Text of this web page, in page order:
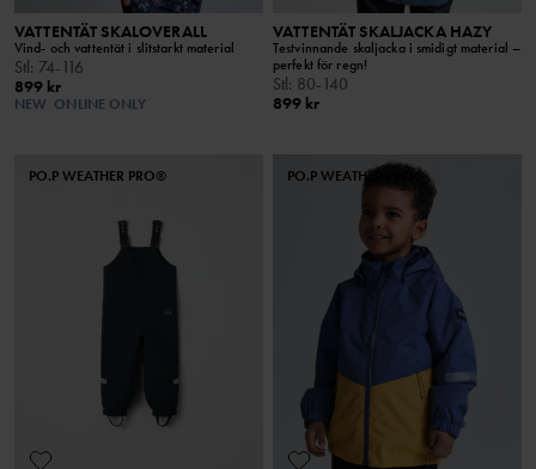
VATTENTÄT SKALOVERALL
Vind- och vattentät i slitstarkt material
Stl: 74-116
899 kr
NEW ONLINE ONLY
VATTENTÄT SKALJACKA HAZY
Testvinnande skaljacka i smidigt material –
perfekt för regn!
Stl: 80-140
899 kr
PO.P WEATHER PRO® PO.P WEATHER PRO®